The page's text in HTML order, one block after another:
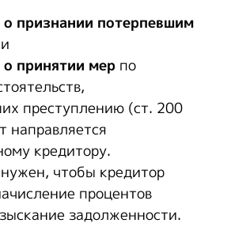
о признании потерпевшим
принятии мер по
преступлению (ст. 200
направляется
кредитору.
чтобы кредитор
процентов
задолженности.